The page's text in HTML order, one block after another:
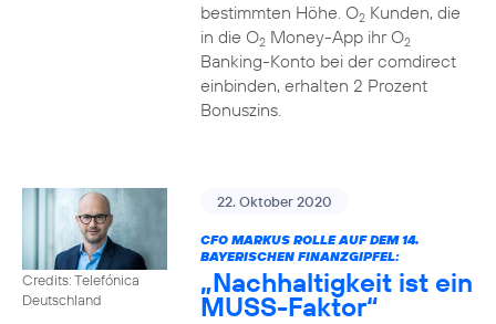
bestimmten Höhe. O2Kunden, die
in die O2Money-App ihr O2
Banking-Konto bei der comdirect
einbinden, erhalten 2 Prozent
Bonuszins.
Credits: Telefónica
Deutschland
22. Oktober 2020
CFO MARKUS ROLLE AUF DEM 14.
BAYERISCHEN FINANZGIPFEL:
„Nachhaltigkeit ist ein
MUSS-Faktor“